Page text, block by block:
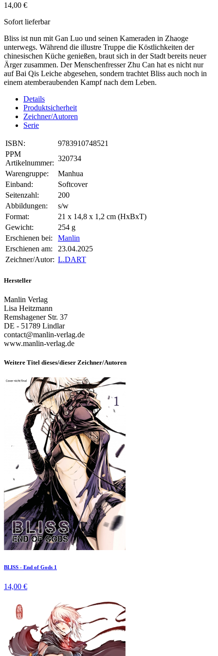
14,00 €
Sofort lieferbar
Bliss ist nun mit Gan Luo und seinen Kameraden in Zhaoge
unterwegs. Während die illustre Truppe die Köstlichkeiten der
chinesischen Küche genießen, braut sich in der Stadt bereits neuer
Ärger zusammen. Der Menschenfresser Zhu Can hat es nicht nur
auf Bai Qis Leiche abgesehen, sondern trachtet Bliss auch noch in
einem atemberaubenden Kampf nach dem Leben.
Details
Produktsicherheit
Zeichner/Autoren
Serie
ISBN:
9783910748521
PPM
Artikelnummer:
320734
Warengruppe:
Manhua
Einband:
Softcover
Seitenzahl:
200
Abbildungen:
s/w
Format:
21 x 14,8 x 1,2 cm (HxBxT)
Gewicht:
254 g
Erschienen bei:
Manlin
Erschienen am:
23.04.2025
Zeichner/Autor: L.DART
Hersteller
Manlin Verlag
Lisa Heitzmann
Remshagener Str. 37
DE - 51789 Lindlar
contact@manlin-verlag.de
www.manlin-verlag.de
Weitere Titel dieses/dieser Zeichner/Autoren
BLISS - End of Gods 1
14,00 €